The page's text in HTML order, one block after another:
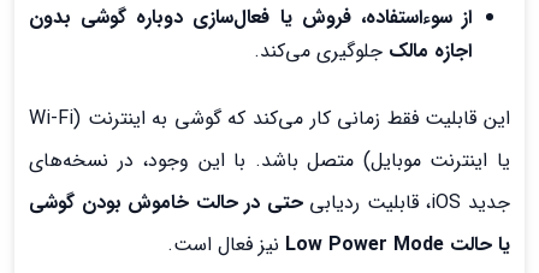
از سوءاستفاده، فروش یا فعال‌سازی دوباره گوشی بدون
اجازه مالک جلوگیری می‌کند.
این قابلیت فقط زمانی کار می‌کند که گوشی به اینترنت (Wi-Fi
یا اینترنت موبایل) متصل باشد. با این وجود، در نسخه‌های
جدید iOS، قابلیت ردیابی
حتی در حالت خاموش بودن گوشی
یا حالت Low Power Mode
نیز فعال است.